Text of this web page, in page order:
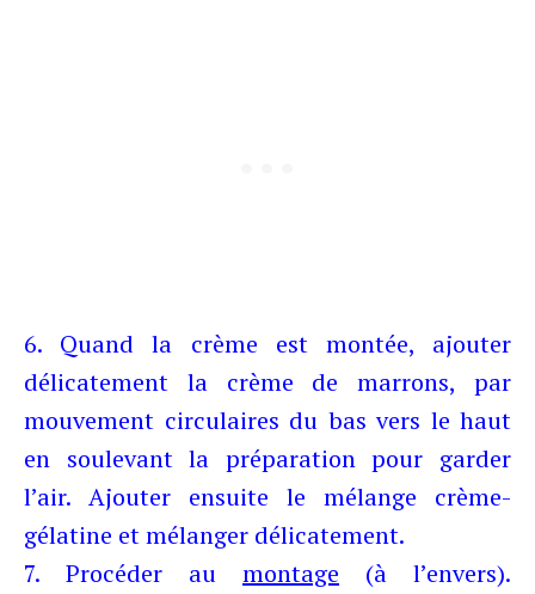
6. Quand la crème est montée, ajouter
délicatement la crème de marrons, par
mouvement circulaires du bas vers le haut
en soulevant la préparation pour garder
l’air. Ajouter ensuite le mélange crème-
gélatine et mélanger délicatement.
7. Procéder au montage (à l’envers).